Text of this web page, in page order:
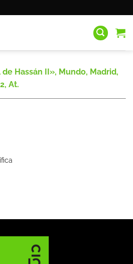
Hassán II», Mundo, Madrid,
At.